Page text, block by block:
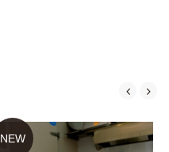
NEW